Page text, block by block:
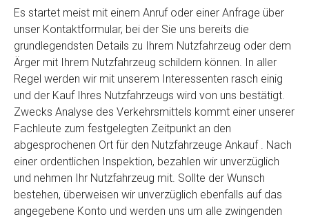
Es startet meist mit einem Anruf oder einer Anfrage über
unser Kontaktformular, bei der Sie uns bereits die
grundlegendsten Details zu Ihrem Nutzfahrzeug oder dem
Ärger mit Ihrem Nutzfahrzeug schildern können. In aller
Regel werden wir mit unserem Interessenten rasch einig
und der Kauf Ihres Nutzfahrzeugs wird von uns bestätigt.
Zwecks Analyse des Verkehrsmittels kommt einer unserer
Fachleute zum festgelegten Zeitpunkt an den
abgesprochenen Ort für den Nutzfahrzeuge Ankauf . Nach
einer ordentlichen Inspektion, bezahlen wir unverzüglich
und nehmen Ihr Nutzfahrzeug mit. Sollte der Wunsch
bestehen, überweisen wir unverzüglich ebenfalls auf das
angegebene Konto und werden uns um alle zwingenden